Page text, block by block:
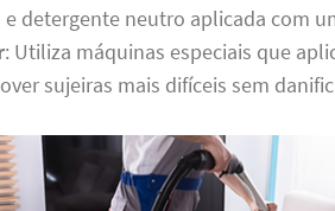
detergente neutro aplicada com
: Utiliza máquinas especiais que
sujeiras mais difíceis sem